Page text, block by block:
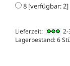
8 [verfügbar: 2]
Lieferzeit: 2-
Lagerbestand: 6